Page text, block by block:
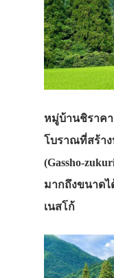
หมู่บ้านชิราคา
โบราณที่สร้าง
(Gassho-
มากถึงขนาด
เนสโก้